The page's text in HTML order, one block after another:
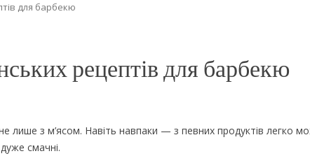
для барбекю
рецептів для барбекю
з м’ясом. Навіть навпаки — з певних продуктів легко
смачні.